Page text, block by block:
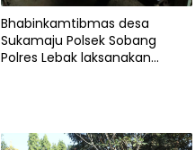
Bhabinkamtibmas desa
Sukamaju Polsek Sobang
Polres Lebak laksanakan